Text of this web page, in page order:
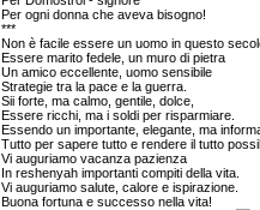
Per ogni donna che aveva bisogno!
***
Non è facile essere un uomo in questo
Essere marito fedele, un muro di pietra
Un amico eccellente, uomo sensibile
Strategie tra la pace e la guerra.
Sii forte, ma calmo, gentile, dolce,
Essere ricchi, ma i soldi per risparmiare.
Essendo un importante, elegante, ma
Tutto per sapere tutto e rendere il tutto
Vi auguriamo vacanza pazienza
In reshenyah importanti compiti della vita.
Vi auguriamo salute, calore e ispirazione.
Buona fortuna e successo nella vita!